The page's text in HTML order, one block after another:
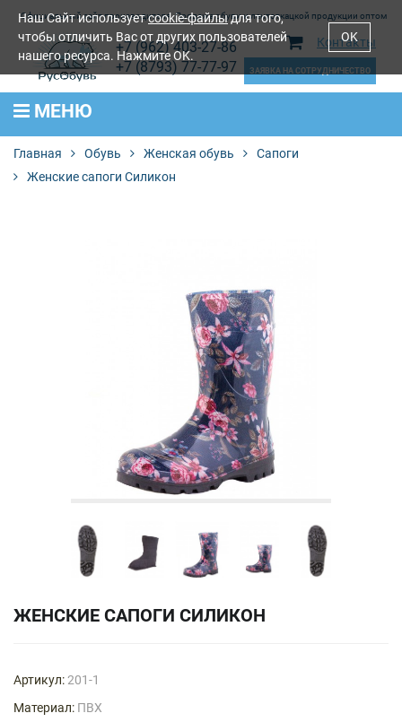
Официальный сайт производителя. Продажа обуви и лентоткацкой продукции оптом
+7 (962) 403-27-86
+7 (8793) 77-77-97
ЗАЯВКА НА СОТРУДНИЧЕСТВО
Контакты
МЕНЮ
Главная Обувь Женская обувь
Сапоги
Женские сапоги Силикон
ЖЕНСКИЕ САПОГИ СИЛИКОН
Артикул:201-1
Материал: ПВХ
Наш Сайт используетcookie-файлыдля того,
чтобы отличить Вас от других пользователей
нашего ресурса. Нажмите OK.
OK